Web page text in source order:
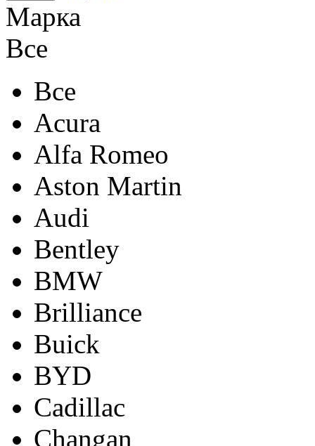
Марка
Все
Все
Acura
Alfa Romeo
Aston Martin
Audi
Bentley
BMW
Brilliance
Buick
BYD
Cadillac
Changan